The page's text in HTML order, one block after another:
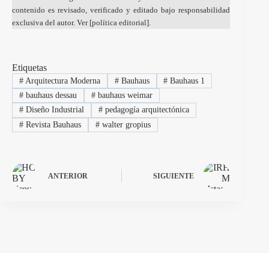
contenido es revisado, verificado y editado bajo responsabilidad
exclusiva del autor. Ver [política editorial].
Etiquetas
#Arquitectura Moderna #Bauhaus # Bauhaus 1
#bauhaus dessau #bauhaus weimar
#Diseño Industrial #pedagogía arquitectónica
#Revista Bauhaus #walter gropius
ANTERIOR SIGUIENTE